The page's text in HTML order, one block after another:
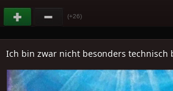
(+26)
Ich bin zwar nicht besonders technisch